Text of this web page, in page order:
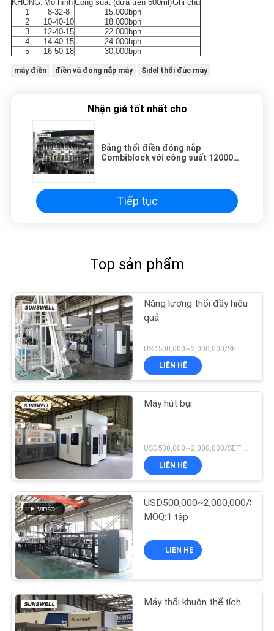
KHÔNG. Mô hình Công suất (dựa trên 500ml)Ghi chú
1
8-32-8
15.000bph
2
10-40-10
18.000bph
3
12-40-15
22.000bph
4
14-40-15
24.000bph
5
16-50-18 30,000bph
máy điền điền và đóng nắp máy Sidel thổi đúc máy
Nhận giá tốt nhất cho
Bảng thổi điền đóng nắp
Combiblock với công suất 12000–
Tiếp tục
Top sản phẩm
Năng lượng thổi đầy hiệu
quả
LIÊN HỆ
Máy hút bụi
USD500,000~2,000,000/SET MOQ:1 tập
LIÊN HỆ
USD500,000~2,000,000/SET
MOQ:1 tập
LIÊN HỆ
Máy thổi khuôn thể tích